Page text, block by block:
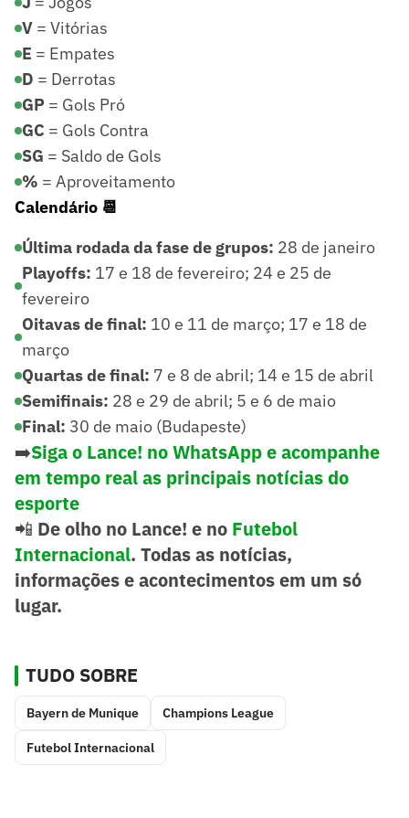
V = Vitórias
E = Empates
D = Derrotas
GP = Gols Pró
GC = Gols Contra
SG = Saldo de Gols
% = Aproveitamento
Calendário 📆
Última rodada da fase de grupos: 28 de janeiro
Playoffs: 17 e 18 de fevereiro; 24 e 25 de
fevereiro
Oitavas de final: 10 e 11 de março; 17 e 18 de
março
Quartas de final: 7 e 8 de abril; 14 e 15 de abril
Semifinais: 28 e 29 de abril; 5 e 6 de maio
Final: 30 de maio (Budapeste)
➡️Siga o Lance! no WhatsApp e acompanhe
em tempo real as principais notícias do
esporte
📲 De olho no Lance! e no Futebol
Internacional. Todas as notícias,
informações e acontecimentos em um só
lugar.
TUDO SOBRE
Bayern de Munique Champions League
Futebol Internacional